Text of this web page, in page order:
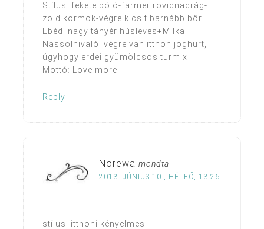
Stílus: fekete póló-farmer rövidnadrág-
zöld körmök-végre kicsit barnább bőr
Ebéd: nagy tányér húsleves+Milka
Nassolnivaló: végre van itthon joghurt,
úgyhogy erdei gyümölcsös turmix
Mottó: Love more
Reply
Norewa mondta
2013. JÚNIUS 10., HÉTFŐ, 13:26
stílus: itthoni kényelmes